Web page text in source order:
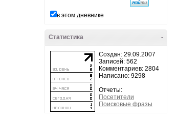
в этом дневнике
-
Статистика
Создан: 29.09.2007
Записей: 562
Комментариев: 2804
Написано: 9298
Отчеты:
Посетители
Поисковые фразы